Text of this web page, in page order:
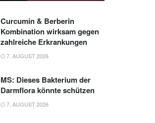
Curcumin & Berberin
Kombination wirksam gegen
zahlreiche Erkrankungen
7. AUGUST 2026
MS: Dieses Bakterium der
Darmflora könnte schützen
7. AUGUST 2026